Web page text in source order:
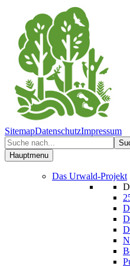
SitemapDatenschutzImpressum
Hauptmenu
Das Urwald-Projekt